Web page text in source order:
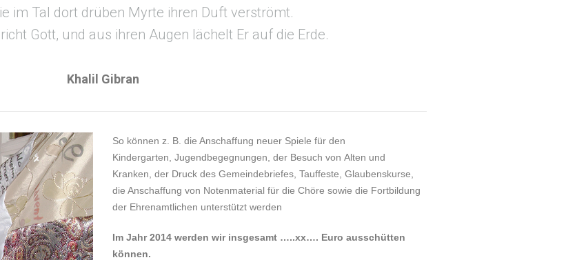
im Tal dort drüben Myrte ihren Duft verströmt.
Gott, und aus ihren Augen lächelt Er auf die Erde.
Khalil Gibran
So können z. B. die Anschaffung neuer Spiele für den
Kindergarten, Jugendbegegnungen, der Besuch von Alten und
Kranken, der Druck des Gemeindebriefes, Tauffeste, Glaubenskurse,
die Anschaffung von Notenmaterial für die Chöre sowie die Fortbildung
der Ehrenamtlichen unterstützt werden
Im Jahr 2014 werden wir insgesamt …..xx…. Euro ausschütten
können.